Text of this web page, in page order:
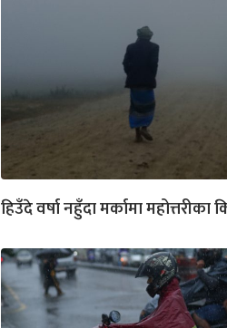
हिउँदे वर्षा नहुँदा मर्कामा महोत्तरीका